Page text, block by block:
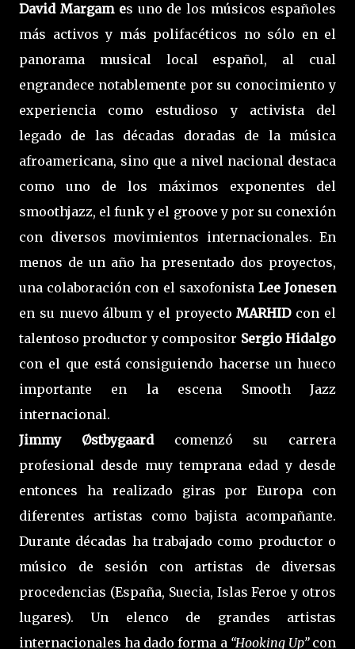
David Margam es uno de los músicos españoles
más activos y más polifacéticos no sólo en el
panorama musical local español, al cual
engrandece notablemente por su conocimiento y
experiencia como estudioso y activista del
legado de las décadas doradas de la música
afroamericana, sino que a nivel nacional destaca
como uno de los máximos exponentes del
smoothjazz, el funk y el groove y por su conexión
con diversos movimientos internacionales. En
menos de un año ha presentado dos proyectos,
una colaboración con el saxofonista Lee Jonesen
en su nuevo álbum y el proyectoMARHIDcon el
talentoso productor y compositor Sergio Hidalgo
con el que está consiguiendo hacerse un hueco
importante en la escena Smooth Jazz
internacional.
Jimmy Østbygaardcomenzó su carrera
profesional desde muy temprana edad y desde
entonces ha realizado giras por Europa con
diferentes artistas como bajista acompañante.
Durante décadas ha trabajado como productor o
músico de sesión con artistas de diversas
procedencias (España, Suecia, Islas Feroe y otros
lugares). Un elenco de grandes artistas
internacionales ha dado forma a “Hooking Up” con